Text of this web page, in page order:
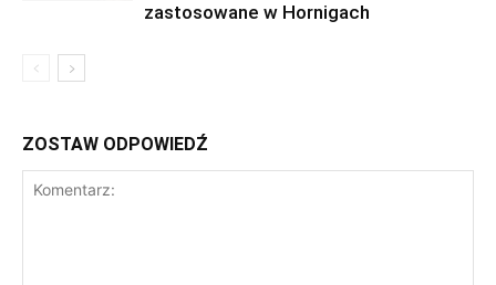
zastosowane w Hornigach
ZOSTAW ODPOWIEDŹ